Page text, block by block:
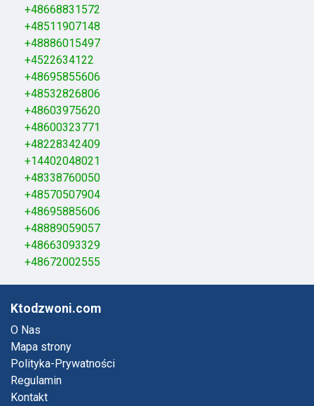
+48668831572
+48511907148
+48886015497
+4522634122
+48695855606
+48532826806
+48603975620
+48600323771
+48228342409
+14402048021
+48338760050
+48570507904
+48695885606
+48889059057
+48663093329
+48672002555
Ktodzwoni.com
O Nas
Mapa strony
Polityka-Prywatności
Regulamin
Kontakt